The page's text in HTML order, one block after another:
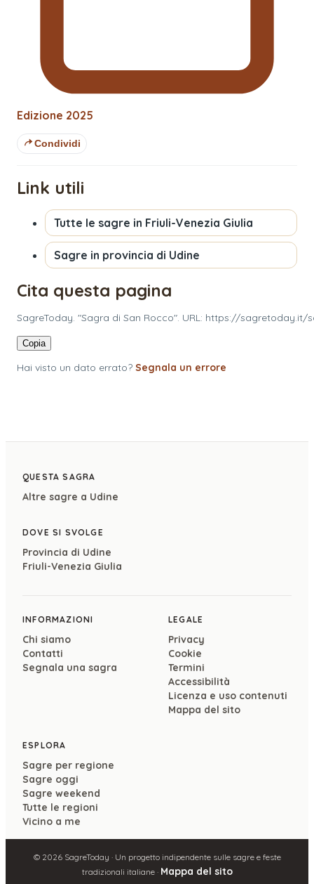
Edizione 2025
Condividi
Link utili
Tutte le sagre in Friuli-Venezia Giulia
Sagre in provincia di Udine
Cita questa pagina
SagreToday. "Sagra di San Rocco". URL: https://
Copia
Hai visto un dato errato? Segnala un errore
QUESTA SAGRA
Altre sagre a Udine
DOVE SI SVOLGE
Provincia di Udine
Friuli-Venezia Giulia
INFORMAZIONI
Chi siamo
Contatti
Segnala una sagra
LEGALE
Privacy
Cookie
Termini
Accessibilità
Licenza e uso contenuti
Mappa del sito
ESPLORA
Sagre per regione
Sagre oggi
Sagre weekend
Tutte le regioni
Vicino a me
© 2026SagreToday · Un progetto indipendente sulle sagre e feste
tradizionali italiane · Mappa del sito